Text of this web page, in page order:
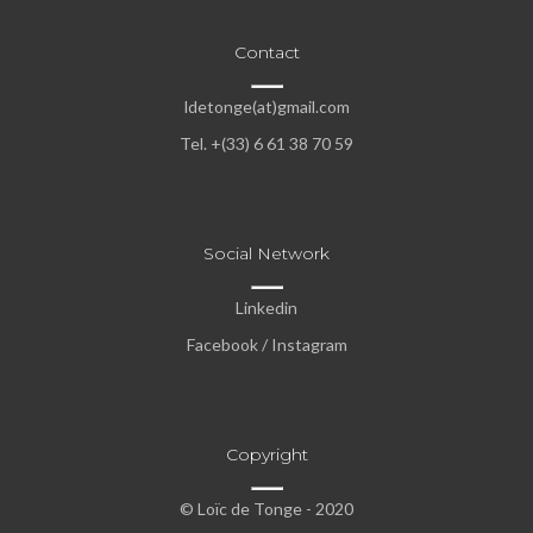
Contact
ldetonge(at)gmail.com
Tel. +(33) 6 61 38 70 59
Social Network
Linkedin
Facebook/ Instagram
Copyright
© Loïc de Tonge - 2020